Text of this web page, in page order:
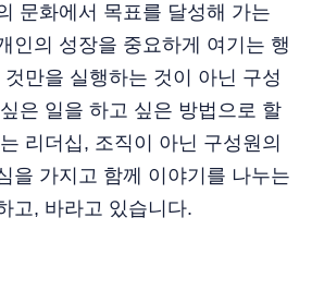
문화에서 목표를 달성해 가는
인의 성장을 중요하게 여기는 행
만을 실행하는 것이 아닌 구성
은 일을 하고 싶은 방법으로 할
리더십, 조직이 아닌 구성원의
을 가지고 함께 이야기를 나누는
고, 바라고 있습니다.